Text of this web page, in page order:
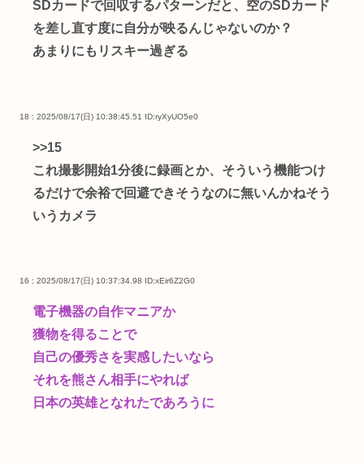
SDカードで回収するパターンだと、空のSDカード
を差し直す度に自分が映るんじゃないのか？
あまりにもリスキー過ぎる
18 : 2025/08/17(日) 10:38:45.51 ID:ryXyUO5e0
>>15
これ撮影開始1分後に録画とか、そういう機能つけ
るだけで余裕で回避できそうなのに無いんかねそう
いうカメラ
16 : 2025/08/17(日) 10:37:34.98 ID:xEir6Z2G0
電子機器の自作マニアか
獲物を得ることで
自己の優秀さを実感したいなら
それを熊さん相手にやれば
日本の英雄となれたであろうに